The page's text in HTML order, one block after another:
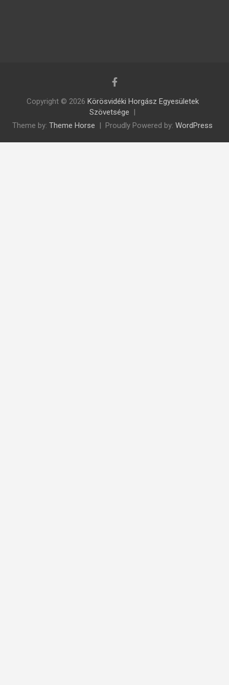
Copyright © 2026 Körösvidéki Horgász Egyesületek
Szövetsége
Theme by: Theme Horse Proudly Powered by: WordPress